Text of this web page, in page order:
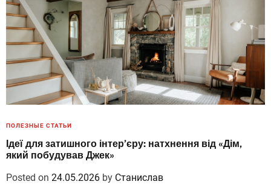
ПОЛЕЗНЫЕ СТАТЬИ
Ідеї для затишного інтер’єру: натхнення від «Дім,
який побудував Джек»
Posted on 24.05.2026 by Станислав